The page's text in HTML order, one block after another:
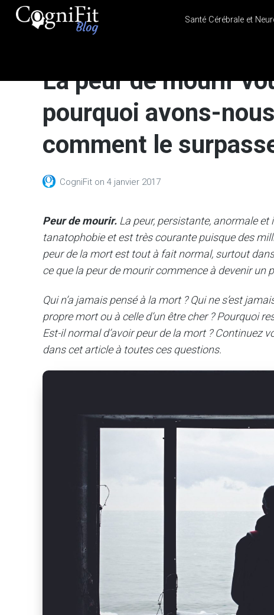
Health
Brain Training, Mental
Health, and Wellness
Santé Cérébrale et
La peur de mourir
pourquoi avons-
comment le
CogniFit on 4 janvier 2017
Peur de mourir. La peur, persistante, anormale
tanatophobie et est très courante puisque des
peur de la mort est tout à fait normal, surtout
ce que la peur de mourir commence à devenir un
Qui n’a jamais pensé à la mort ? Qui ne s’est
propre mort ou à celle d’un être cher ? Pourquoi
Est-il normal d’avoir peur de la mort ? Continuez
dans cet article à toutes ces questions.